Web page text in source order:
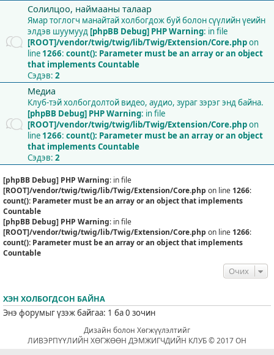
Солилцоо, наймааны талаар
Ямар тоглогч манайтай холбогдож буй болон сүүлийн үеийн
элдэв шуумууд [phpBB Debug] PHP Warning: in file
[ROOT]/vendor/twig/twig/lib/Twig/Extension/Core.phpon
line 1266: count(): Parameter must be an array or an object
that implements Countable
Сэдэв: 2
Медиа
Клуб-тэй холбогдолтой видео, аудио, зураг зэрэг энд байна.
[phpBB Debug] PHP Warning: in file
[ROOT]/vendor/twig/twig/lib/Twig/Extension/Core.phpon
line 1266: count(): Parameter must be an array or an object
that implements Countable
Сэдэв: 2
[phpBB Debug] PHP Warning: in file
[ROOT]/vendor/twig/twig/lib/Twig/Extension/Core.php on line 1266:
count(): Parameter must be an array or an object that implements
Countable
[phpBB Debug] PHP Warning: in file
[ROOT]/vendor/twig/twig/lib/Twig/Extension/Core.php on line 1266:
count(): Parameter must be an array or an object that implements
Countable
Очих
ХЭН ХОЛБОГДСОН БАЙНА
Энэ форумыг үзэж байгаа: 1 ба 0 зочин
Дизайн болон Хөгжүүлэлтийг
ЛИВЭРПҮҮЛИЙН ХӨГЖӨӨН ДЭМЖИГЧДИЙН КЛУБ © 2017 ОН